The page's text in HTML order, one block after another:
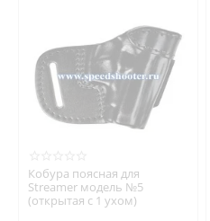
Кобура поясная для
Streamer модель №5
(открытая с 1 ухом)